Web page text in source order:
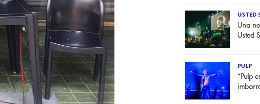
USTED
Una
Usted
PULP
“Pulp